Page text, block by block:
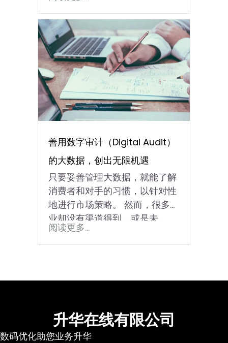
善用数字审计（Digital Audit）
的大数据，创出无限机遇
只要妥善管理大数据，就能了解
消费者和对手的习惯，以针对性
地进行市场策略。 然而，很多企
业却没有渠道得到，或是未...
阅读更多...
升华在线有限公司
数码优化助您业务升华